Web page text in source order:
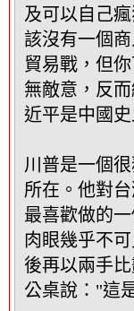
及可以自己
該沒有一個
貿易戰，但
無敵意，反
近平是中國
川普是一個
所在。他對
最喜歡做的
肉眼幾乎不
後再以兩手
公桌說："這